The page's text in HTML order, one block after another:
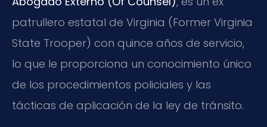
patrullero estatal de Virginia (Former Virginia
State Trooper) con quince años de servicio,
lo que le proporciona un conocimiento único
de los procedimientos policiales y las
tácticas de aplicación de la ley de tránsito.